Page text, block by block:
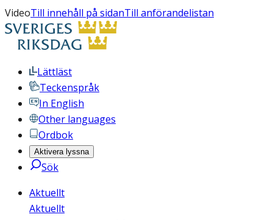
VideoTill innehåll på sidanTill anförandelistan
Lättläst
Teckenspråk
In English
Other languages
Ordbok
Aktivera lyssna
Sök
Aktuellt
Aktuellt